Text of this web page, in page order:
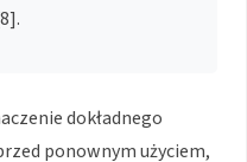
dokładnego
ponownym użyciem,